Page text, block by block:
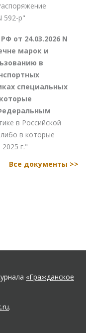
592-р"
от 24.03.2026 N
марок и
в
специальных
в Российской
в которые
г."
Все документы >>
«Гражданское
.